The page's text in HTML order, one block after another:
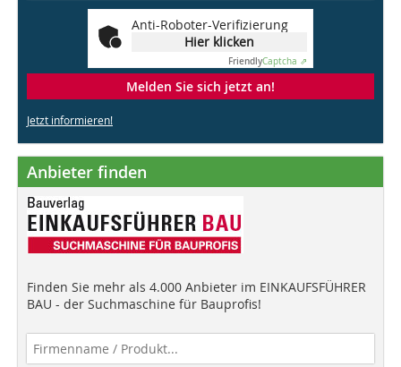
Anti-Roboter-Verifizierung
Hier klicken
FriendlyCaptcha ⇗
Melden Sie sich jetzt an!
Jetzt informieren!
Anbieter finden
Finden Sie mehr als 4.000 Anbieter im EINKAUFSFÜHRER
BAU - der Suchmaschine für Bauprofis!